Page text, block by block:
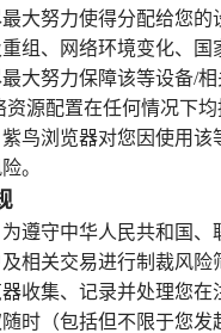
大努力使得分配给您
组、网络环境变化、
大努力保障该等设备/
源配置在任何情况下
鸟浏览器对您因使用
。
遵守中华人民共和国
相关交易进行制裁风险
收集、记录并处理您
时（包括但不限于您